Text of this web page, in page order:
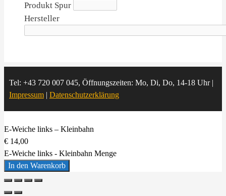
Produkt Spur
Hersteller
Tel: +43 720 007 045, Öffnungszeiten: Mo, Di, Do, 14-18 Uhr |
Impressum | Datenschutzerklärung
E-Weiche links – Kleinbahn
€ 14,00
E-Weiche links - Kleinbahn Menge
In den Warenkorb